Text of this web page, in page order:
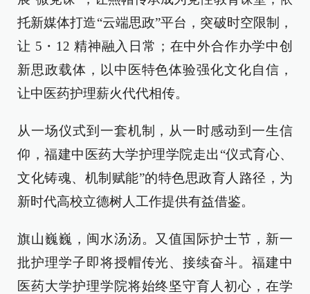
托新媒体打造“云端思政”平台，突破时空限制，
让 5・12 精神融入日常；在中外合作办学中创
新思政载体，以中医特色体验强化文化自信，
让中医药护理薪火代代相传。
从一场仪式到一套机制，从一时感动到一生信
仰，福建中医药大学护理学院走出“仪式育心、
文化铸魂、机制赋能”的特色思政育人路径，为
新时代高校立德树人工作提供有益借鉴。
旗山巍巍，闽水汤汤。又值国际护士节，新一
批护理学子即将授帽传光、接续奋斗。福建中
医药大学护理学院将始终坚守育人初心，在学